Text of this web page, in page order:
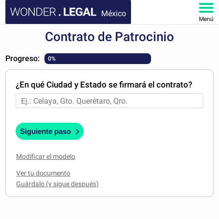
México
Menú
DOCUMENTOS
FAQ
Contrato de Patrocinio
Progreso: 0%
¿En qué Ciudad y Estado se firmará el contrato?
Siguiente paso
Modificar el modelo
Ver tu documento